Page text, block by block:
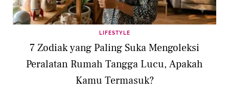
LIFESTYLE
7 Zodiak yang Paling Suka Mengoleksi
Peralatan Rumah Tangga Lucu, Apakah
Kamu Termasuk?